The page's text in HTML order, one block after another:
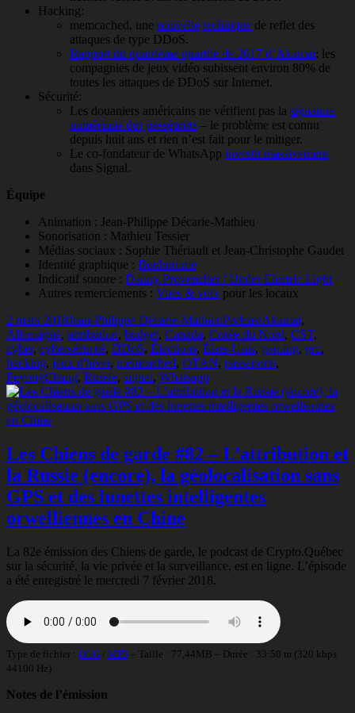
Hacking:
memcached, une nouvelle technique de reflet des
attaques de type DDoS.
Rapport du quatrième quartile de 2017 d’Akamai: les
compagnies de jeux vidéo subissent environ 80% de
toutes les attaques de DDoS sur Internet.
Sécurité:
Les douaniers américains ne vérifient pas la signature
numérique des passeports – le problème est connu
depuis huit ans et rien n’est fait pour le mitiger.
Le co-fondateur de WhatsApp investit massivement
dans Signal.
Équipe
Animation : Jean-Philippe Décarie-Mathieu
Sonorisation : Mathieu Tessier
Médias sociaux : Sophie Thériault et Jean-Christophe Gaudet
Identité graphique : Bonhomme
Indicatif sonore : Danny Provencher / Under Electric Light
Autres remerciements : Vues & voix pour les locaux
Publié
le
2 mars 2018Auteur
Jean-Philippe Décarie-MathieuCatégories
PodcastMots-
clés
Akamai,
Allemagne, attribution, budget, Canada, Corée du Nord, CST,
cyber, cybersécurité, DDoS, Élections, États-Unis, gaming, grc,
hacking, jeux d'hiver, memcached, OTAN, passeports,
PeyongChang, Russie, signal, Whatsapp
Les Chiens de garde #82 – L’attribution et
la Russie (encore), la géolocalisation sans
GPS et des lunettes intelligentes
orwelliennes en Chine
La 82e émission des Chiens de garde, le podcast de Crypto.Québec
sur la sécurité, la vie privée et la surveillance, est en ligne. L’épisode
a été enregistré le mercredi 7 février 2018.
Type de fichier : OGG MP3 – Taille : 77,44MB – Durée : 33:50 m (320 kbps
44100 Hz)
Notes de l’émission